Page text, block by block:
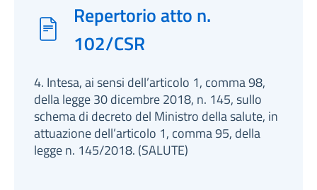
Repertorio atto n.
102/CSR
4. Intesa, ai sensi dell’articolo 1, comma 98,
della legge 30 dicembre 2018, n. 145, sullo
schema di decreto del Ministro della salute, in
attuazione dell’articolo 1, comma 95, della
legge n. 145/2018. (SALUTE)